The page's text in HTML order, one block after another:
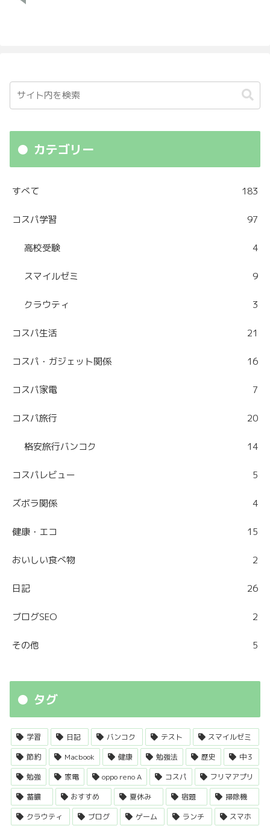
カテゴリー
すべて 183
コスパ学習 97
高校受験 4
スマイルゼミ 9
クラウティ 3
コスパ生活 21
コスパ・ガジェット関係 16
コスパ家電 7
コスパ旅行 20
格安旅行バンコク 14
コスパレビュー 5
ズボラ関係 4
健康・エコ 15
おいしい食べ物 2
日記 26
ブログSEO 2
その他 5
タグ
学習 日記 バンコク テスト
スマイルゼミ
節約
Macbook 健康 勉強法 歴史
中３
勉強
家電 oppo reno A コスパ
フリマアプリ
蓄膿
おすすめ 夏休み 宿題
掃除機
クラウティ
ブログ ゲーム ランチ スマホ